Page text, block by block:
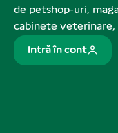
de petshop-uri,
cabinete veterinare,
Intră în cont